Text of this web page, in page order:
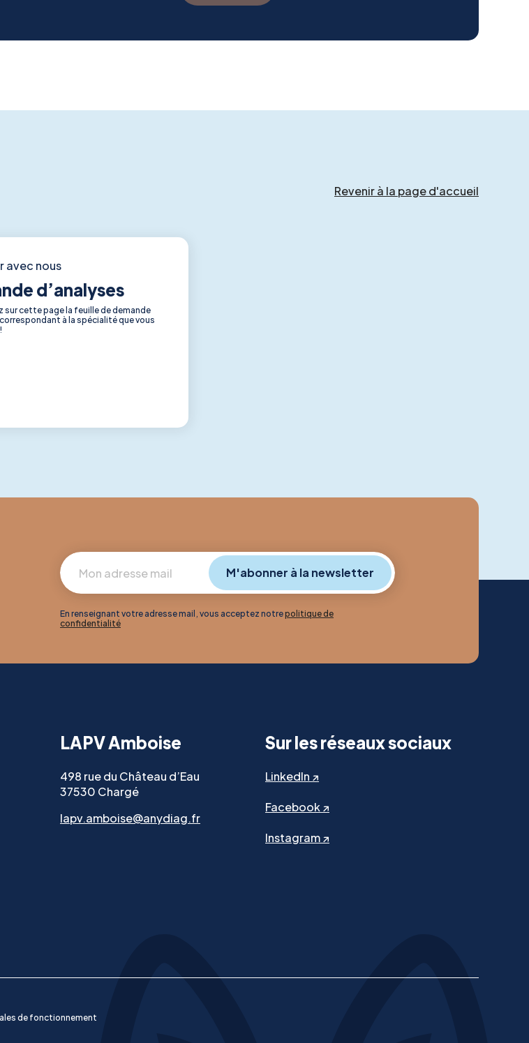
Revenir à la page d'accueil
avec nous
d’analyses
sur cette page la feuille de demande
à la spécialité que vous
En renseignant votre adresse mail, vous acceptez notrepolitique de
confidentialité
LAPV Amboise
498 rue du Château d’Eau
37530 Chargé
lapv.amboise@anydiag.fr
Sur les réseaux sociaux
LinkedIn ↗
Facebook ↗
Instagram ↗
de fonctionnement